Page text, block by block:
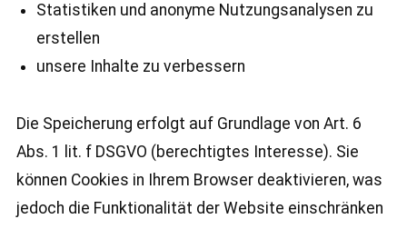
Statistiken und anonyme Nutzungsanalysen zu
erstellen
unsere Inhalte zu verbessern
Die Speicherung erfolgt auf Grundlage von Art. 6
Abs. 1 lit. f DSGVO (berechtigtes Interesse). Sie
können Cookies in Ihrem Browser deaktivieren, was
jedoch die Funktionalität der Website einschränken